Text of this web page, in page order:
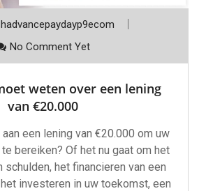
No Comment Yet
weten over een lening
van €20.000
een lening van €20.000 om uw
bereiken? Of het nu gaat om het
schulden, het financieren van een
investeren in uw toekomst, een